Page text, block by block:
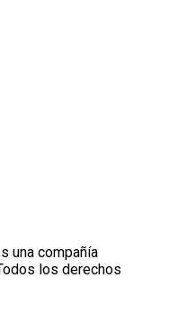
una compañía
los derechos